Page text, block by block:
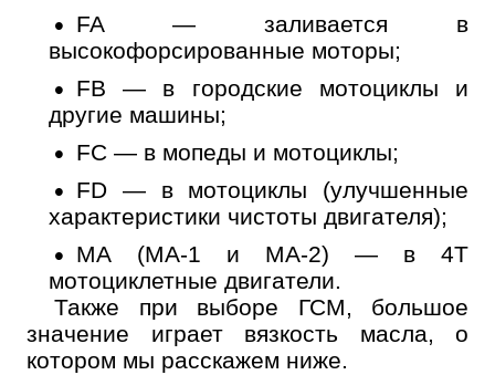
FA — заливается в
высокофорсированные моторы;
FB — в городские мотоциклы и
другие машины;
FC — в мопеды и мотоциклы;
FD — в мотоциклы (улучшенные
характеристики чистоты двигателя);
МА (МА-1 и МА-2) — в 4Т
мотоциклетные двигатели.
Также при выборе ГСМ, большое
значение играет вязкость масла, о
котором мы расскажем ниже.
Номер телефона